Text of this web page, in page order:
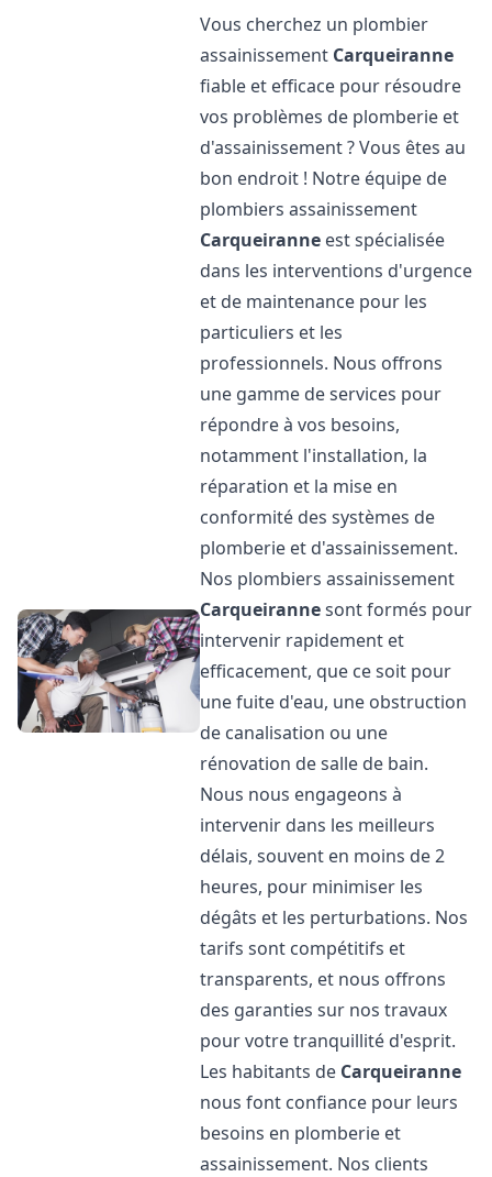
Vous cherchez un plombier
assainissement Carqueiranne
fiable et efficace pour résoudre
vos problèmes de plomberie et
d'assainissement ? Vous êtes au
bon endroit ! Notre équipe de
plombiers assainissement
Carqueiranne est spécialisée
dans les interventions d'urgence
et de maintenance pour les
particuliers et les
professionnels. Nous offrons
une gamme de services pour
répondre à vos besoins,
notamment l'installation, la
réparation et la mise en
conformité des systèmes de
plomberie et d'assainissement.
Nos plombiers assainissement
Carqueirannesont formés pour
intervenir rapidement et
efficacement, que ce soit pour
une fuite d'eau, une obstruction
de canalisation ou une
rénovation de salle de bain.
Nous nous engageons à
intervenir dans les meilleurs
délais, souvent en moins de 2
heures, pour minimiser les
dégâts et les perturbations. Nos
tarifs sont compétitifs et
transparents, et nous offrons
des garanties sur nos travaux
pour votre tranquillité d'esprit.
Les habitants de Carqueiranne
nous font confiance pour leurs
besoins en plomberie et
assainissement. Nos clients